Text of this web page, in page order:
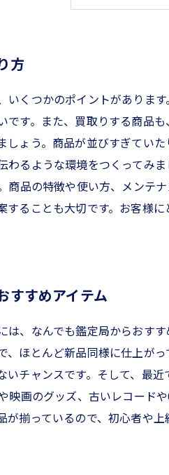
買取前に
方
いくつかのポイントがありま
です。また、買取りする商品
しょう。商品が並びすぎてい
わるような環境をつくってみ
商品の特徴や使い方、メンテ
することも大切です。お客様
すすめアイテム
は、なんでも鑑定局からおす
、ほとんど新品同様に仕上が
いチャンスです。そして、最
映画のグッズ、古いレコード
揃っているので、初心者や